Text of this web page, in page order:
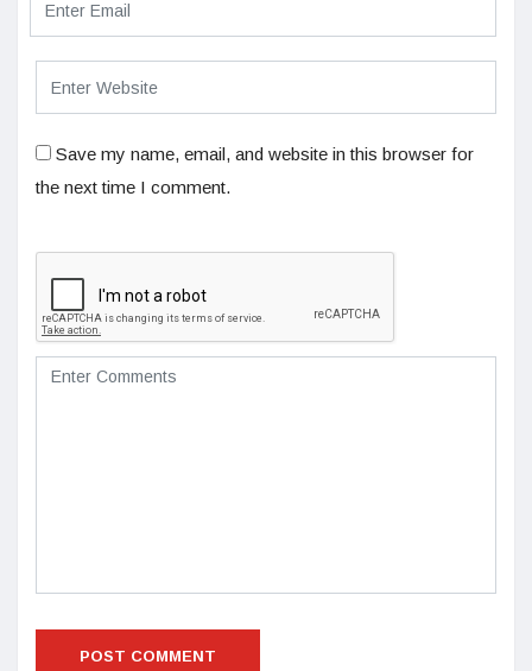
Save my name, email, and website in this browser for
the next time I comment.